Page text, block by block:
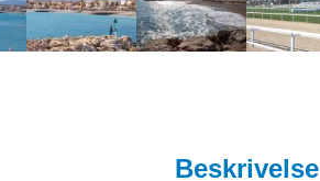
Beskrivelse